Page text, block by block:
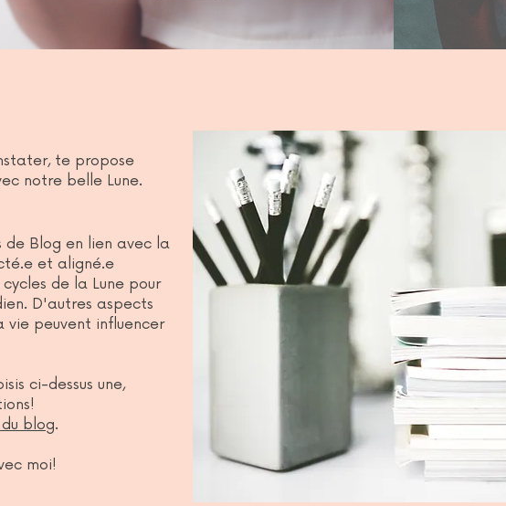
te propose
notre belle Lune.
Blog en lien avec la
et aligné.e
de la Lune pour
D'autres aspects
peuvent influencer
ci-dessus une,
blog.
moi!